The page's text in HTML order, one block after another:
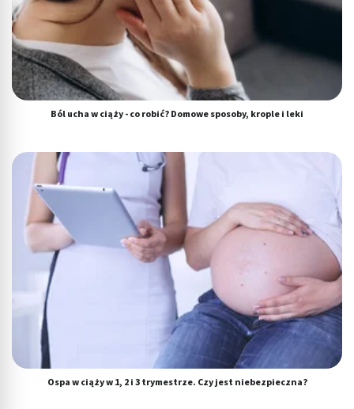
Ból ucha w ciąży - co robić? Domowe sposoby, krople i leki
Ospa w ciąży w 1, 2 i 3 trymestrze. Czy jest niebezpieczna?